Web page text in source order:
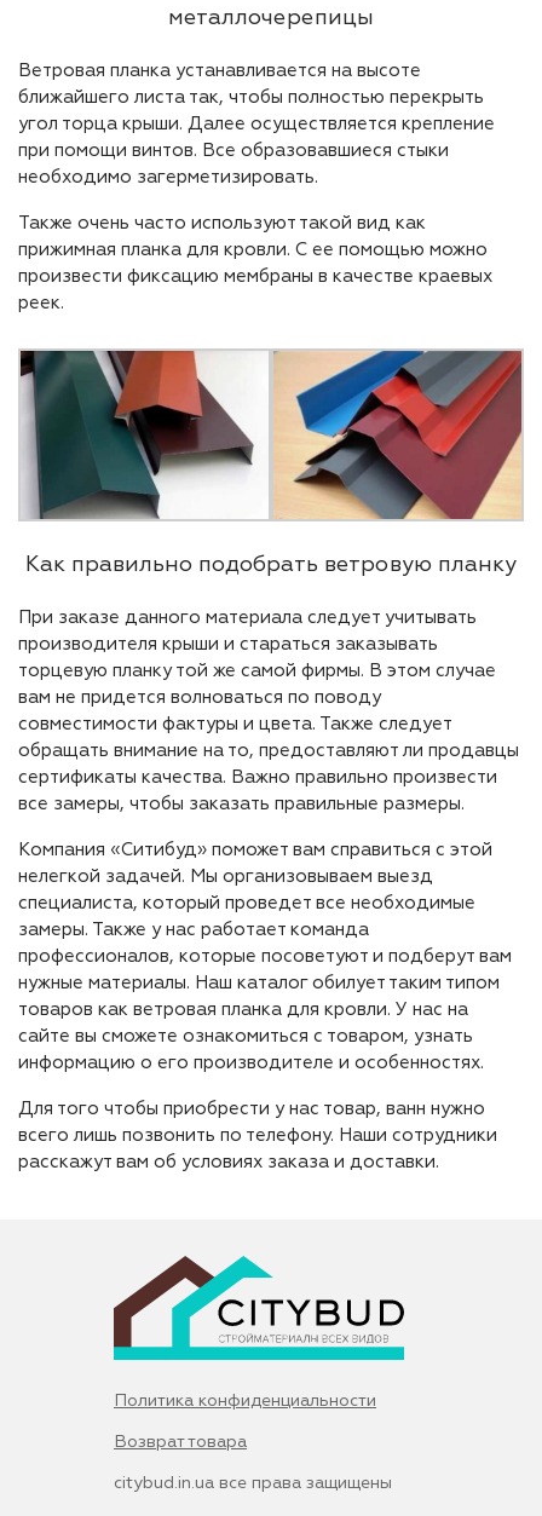
металлочерепицы
Ветровая планка устанавливается на высоте
ближайшего листа так, чтобы полностью перекрыть
угол торца крыши. Далее осуществляется крепление
при помощи винтов. Все образовавшиеся стыки
необходимо загерметизировать.
Также очень часто используют такой вид как
прижимная планка для кровли. С ее помощью можно
произвести фиксацию мембраны в качестве краевых
реек.
Как правильно подобрать ветровую планку
При заказе данного материала следует учитывать
производителя крыши и стараться заказывать
торцевую планку той же самой фирмы. В этом случае
вам не придется волноваться по поводу
совместимости фактуры и цвета. Также следует
обращать внимание на то, предоставляют ли продавцы
сертификаты качества. Важно правильно произвести
все замеры, чтобы заказать правильные размеры.
Компания «Ситибуд» поможет вам справиться с этой
нелегкой задачей. Мы организовываем выезд
специалиста, который проведет все необходимые
замеры. Также у нас работает команда
профессионалов, которые посоветуют и подберут вам
нужные материалы. Наш каталог обилует таким типом
товаров как ветровая планка для кровли. У нас на
сайте вы сможете ознакомиться с товаром, узнать
информацию о его производителе и особенностях.
Для того чтобы приобрести у нас товар, ванн нужно
всего лишь позвонить по телефону. Наши сотрудники
расскажут вам об условиях заказа и доставки.
Политика конфиденциальности
Возврат товара
citybud.in.ua все права защищены